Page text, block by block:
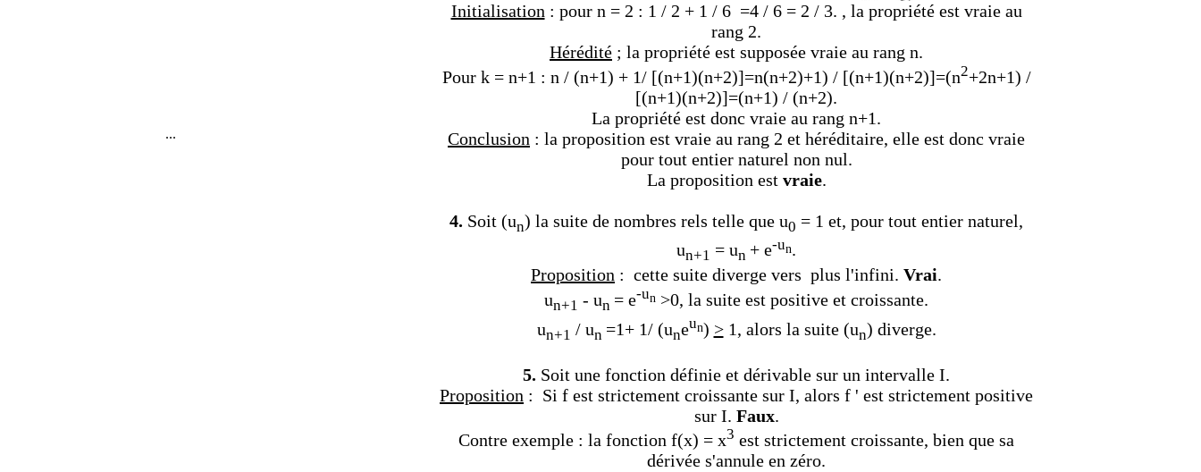
...
Initialisation : pour n = 2 : 1 / 2 + 1 / 6 =4 / 6 = 2 / 3. , la propriété est vraie au
rang 2.
Hérédité ; la propriété est supposée vraie au rang n.
Pour k = n+1 : n / (n+1) + 1/ [(n+1)(n+2)]=n(n+2)+1) / [(n+1)(n+2)]=(n2+2n+1) /
[(n+1)(n+2)]=(n+1) / (n+2).
La propriété est donc vraie au rang n+1.
Conclusion : la proposition est vraie au rang 2 et héréditaire, elle est donc vraie
pour tout entier naturel non nul.
La proposition est vraie.
4. Soit (un) la suite de nombres rels telle que u0 = 1 et, pour tout entier naturel,
un+1 = un + e-un.
Proposition : cette suite diverge vers plus l'infini. Vrai.
un+1 - un = e-un >0, la suite est positive et croissante.
un+1 / un =1+ 1/ (uneun) >1, alors la suite (un) diverge.
5. Soit une fonction définie et dérivable sur un intervalle I.
Proposition : Si f est strictement croissante sur I, alors f ' est strictement positive
sur I. Faux.
Contre exemple : la fonction f(x) = x3 est strictement croissante, bien que sa
dérivée s'annule en zéro.